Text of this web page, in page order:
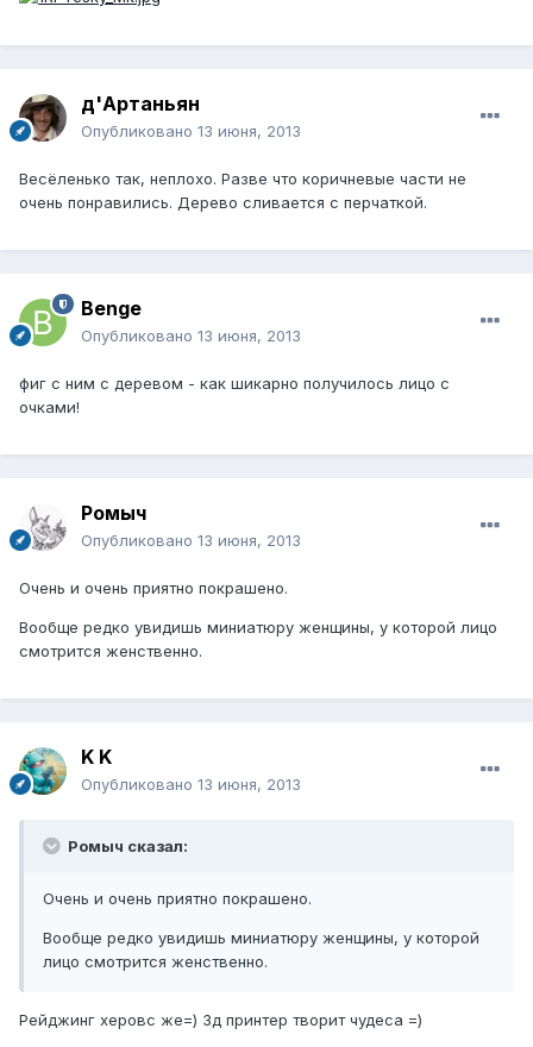
д'Артаньян
Опубликовано 13 июня, 2013
Весёленько так, неплохо. Разве что коричневые части не
очень понравились. Дерево сливается с перчаткой.
Benge
Опубликовано 13 июня, 2013
фиг с ним с деревом - как шикарно получилось лицо с
очками!
Ромыч
Опубликовано 13 июня, 2013
Очень и очень приятно покрашено.
Вообще редко увидишь миниатюру женщины, у которой лицо
смотрится женственно.
K K
Опубликовано 13 июня, 2013
Ромыч сказал:
Очень и очень приятно покрашено.
Вообще редко увидишь миниатюру женщины, у которой
лицо смотрится женственно.
Рейджинг херовс же=) 3д принтер творит чудеса =)